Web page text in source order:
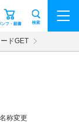
ンフ・願書 検索
ドGET
称変更